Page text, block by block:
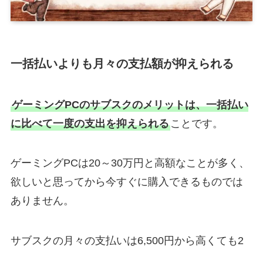
一括払いよりも月々の支払額が抑えられる
ゲーミングPCのサブスクのメリットは、一括払い
に比べて一度の支出を抑えられることです。
ゲーミングPCは20～30万円と高額なことが多く、
欲しいと思ってから今すぐに購入できるものでは
ありません。
サブスクの月々の支払いは6,500円から高くても2